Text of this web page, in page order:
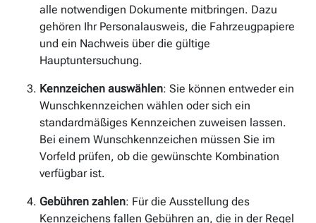
alle notwendigen Dokumente mitbringen. Dazu
gehören Ihr Personalausweis, die Fahrzeugpapiere
und ein Nachweis über die gültige
Hauptuntersuchung.
Kennzeichen auswählen: Sie können entweder ein
Wunschkennzeichen wählen oder sich ein
standardmäßiges Kennzeichen zuweisen lassen.
Bei einem Wunschkennzeichen müssen Sie im
Vorfeld prüfen, ob die gewünschte Kombination
verfügbar ist.
Gebühren zahlen: Für die Ausstellung des
Kennzeichens fallen Gebühren an, die in der Regel